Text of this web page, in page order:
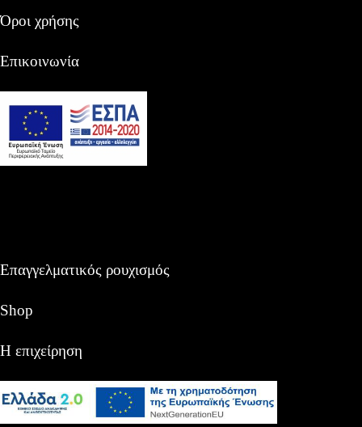
Όροι χρήσης
Επικοινωνία
Επαγγελματικός ρουχισμός
Shop
Η επιχείρηση